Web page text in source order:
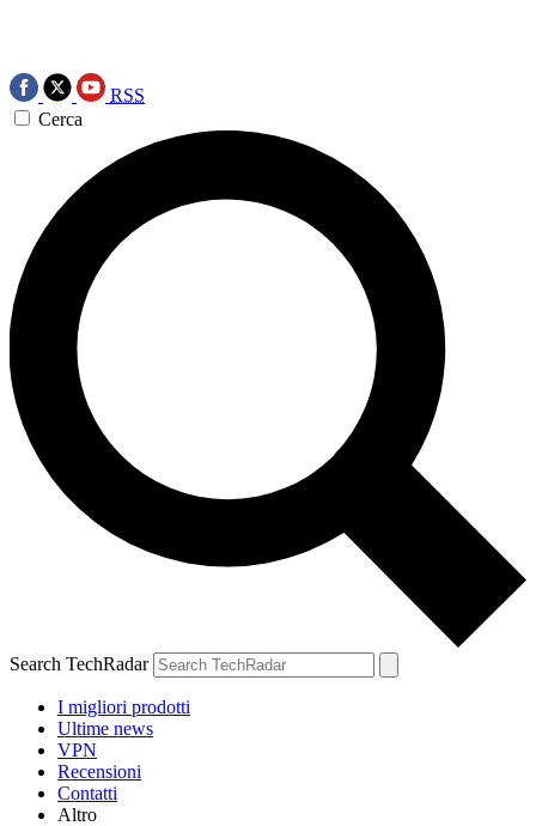
RSS
Cerca
Search TechRadar
I migliori prodotti
Ultime news
VPN
Recensioni
Contatti
Altro